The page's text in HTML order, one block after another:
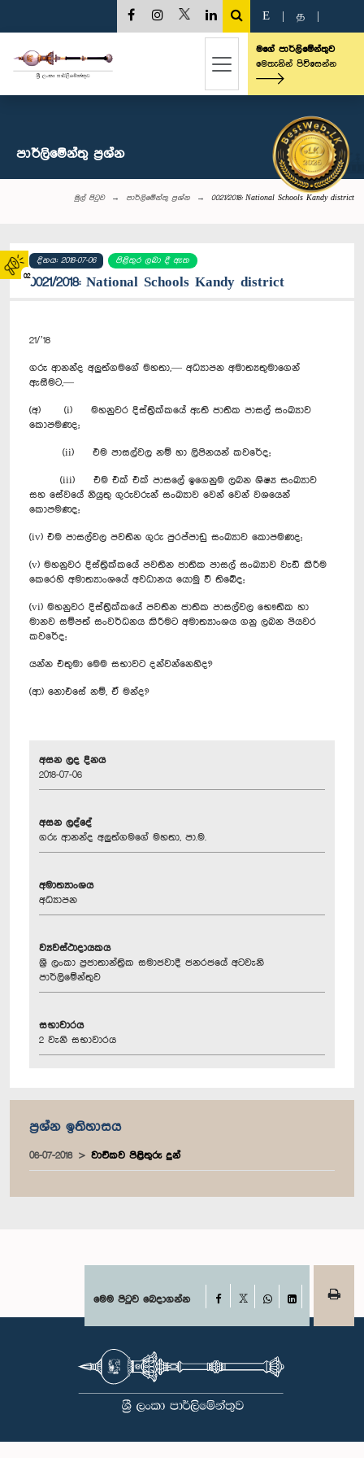
02
E த
මගේ පාර්ලිමේන්තුව
මෙතැනින් පිවිසෙන්න
පාර්ලි‌මේන්තු‌ ප්‍රශ්න
මුල් පිටුව පාර්ලි‌මේන්තු‌ ප්‍රශ්න 0021/2018: National Schools Kandy district
දිනය: 2018-07-06 පිළිතුර ලබා දී ඇත
0021/2018: National Schools Kandy district
21/’18
ගරු ආනන්ද අලුත්ගමගේ මහතා,— අධ්‍යාපන අමාත්‍යතුමාගෙන්
ඇසීමට,—
(අ) (i) මහනුවර දිස්ත්‍රික්කයේ ඇති ජාතික පාසල් සංඛ්‍යාව
කොපමණද;
(ii) එම පාසල්වල නම් හා ලිපිනයන් කවරේද;
(iii) එම එක් එක් පාසලේ ඉගෙනුම ලබන ශිෂ්‍ය සංඛ්‍යාව
සහ සේවයේ නියුතු ගුරුවරුන් සංඛ්‍යාව වෙන් වෙන් වශයෙන්
කොපමණද;
(iv) එම පාසල්වල පවතින ගුරු පුරප්පාඩු සංඛ්‍යාව කොපමණද;
(v) මහනුවර දිස්ත්‍රික්කයේ පවතින ජාතික පාසල් සංඛ්‍යාව වැඩි කිරීම
කෙරෙහි අමාත්‍යාංශයේ අවධානය යොමු වී තිබේද;
(vi) මහනුවර දිස්ත්‍රික්කයේ පවතින ජාතික පාසල්වල‍ භෞතික හා
මානව සම්පත් සංවර්ධනය කිරීමට අමාත්‍යාංශය ගනු ලබන පියවර
කවරේද;
යන්න එතුමා මෙම සභාවට දන්වන්නෙහිද?
(ආ) නොඑසේ නම්, ඒ මන්ද?
අසන ලද දිනය
2018-07-06
අසන ලද්දේ
ගරු ආනන්ද අලුත්ගමගේ මහතා, පා.ම.
අමාත්‍යාංශය
අධ්‍යාපන
ව්‍යවස්ථාදායකය
ශ්‍රී ලංකා ප්‍රජාතාන්ත්‍රික සමාජවාදී ජනරජයේ අටවැනි
පාර්ලිමේන්තුව
සභාවාරය
2 වැනි සභාවාරය
ප්‍රශ්න ඉතිහාසය
06-07-2018 වාචිකව පිළිතුරු දුන්
මෙම පිටුව බෙදාගන්න Facebook
WhatsAppLinkedIn